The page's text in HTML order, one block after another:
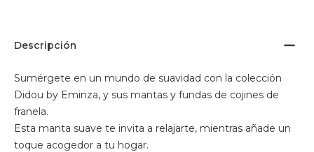
Descripción
Sumérgete en un mundo de suavidad con la colección
Didou by Eminza, y sus mantas y fundas de cojines de
franela.
Esta manta suave te invita a relajarte, mientras añade un
toque acogedor a tu hogar.